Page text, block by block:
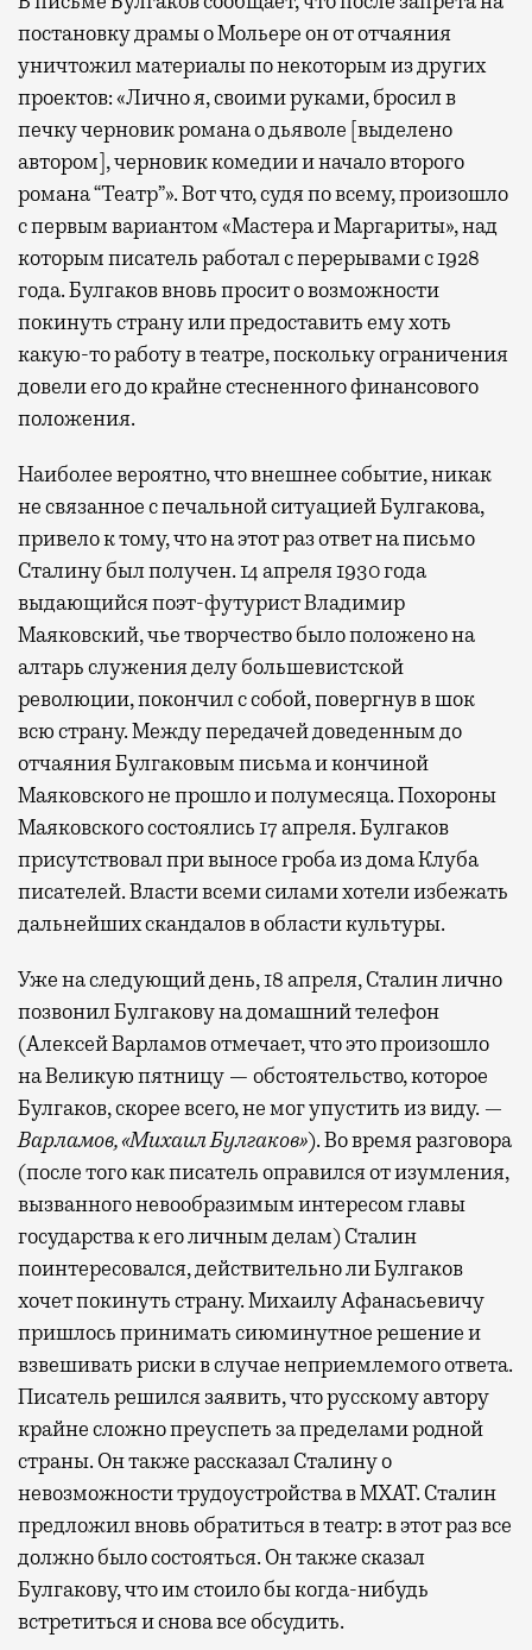
постановку драмы о Мольере он от отчаяния
уничтожил материалы по некоторым из других
проектов: «Лично я, своими руками, бросил в
печку черновик романа о дьяволе [выделено
автором], черновик комедии и начало второго
романа “Театр”». Вот что, судя по всему, произошло
с первым вариантом «Мастера и Маргариты», над
которым писатель работал с перерывами с 1928
года. Булгаков вновь просит о возможности
покинуть страну или предоставить ему хоть
какую-то работу в театре, поскольку ограничения
довели его до крайне стесненного финансового
положения.
Наиболее вероятно, что внешнее событие, никак
не связанное с печальной ситуацией Булгакова,
привело к тому, что на этот раз ответ на письмо
Сталину был получен. 14 апреля 1930 года
выдающийся поэт-футурист Владимир
Маяковский, чье творчество было положено на
алтарь служения делу большевистской
революции, покончил с собой, повергнув в шок
всю страну. Между передачей доведенным до
отчаяния Булгаковым письма и кончиной
Маяковского не прошло и полумесяца. Похороны
Маяковского состоялись 17 апреля. Булгаков
присутствовал при выносе гроба из дома Клуба
писателей. Власти всеми силами хотели избежать
дальнейших скандалов в области культуры.
Уже на следующий день, 18 апреля, Сталин лично
позвонил Булгакову на домашний телефон
(Алексей Варламов отмечает, что это произошло
на Великую пятницу — обстоятельство, которое
Булгаков, скорее всего, не мог упустить из виду. —
Варламов, «Михаил Булгаков»). Во время разговора
(после того как писатель оправился от изумления,
вызванного невообразимым интересом главы
государства к его личным делам) Сталин
поинтересовался, действительно ли Булгаков
хочет покинуть страну. Михаилу Афанасьевичу
пришлось принимать сиюминутное решение и
взвешивать риски в случае неприемлемого ответа.
Писатель решился заявить, что русскому автору
крайне сложно преуспеть за пределами родной
страны. Он также рассказал Сталину о
невозможности трудоустройства в МХАТ. Сталин
предложил вновь обратиться в театр: в этот раз все
должно было состояться. Он также сказал
Булгакову, что им стоило бы когда-нибудь
встретиться и снова все обсудить.